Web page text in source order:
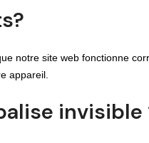
notre site web fonctionne
appareil.
invisible